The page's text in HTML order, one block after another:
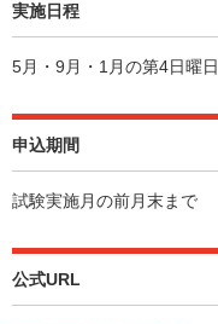
実施日程
5月・9月・1月の第4日曜日
申込期間
試験実施月の前月末まで
公式URL